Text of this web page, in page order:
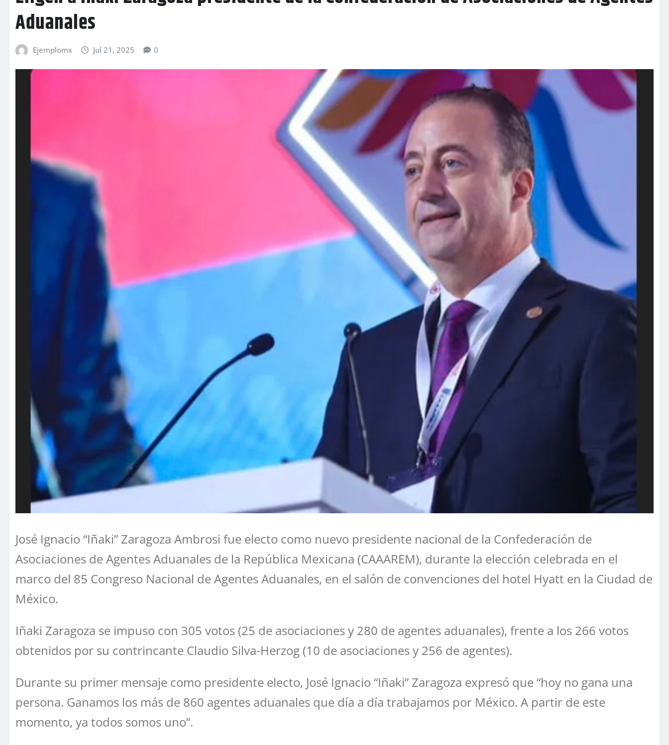
Aduanales
Ejemplomx Jul 21, 2025 0
José Ignacio “Iñaki” Zaragoza Ambrosi fue electo como nuevo presidente nacional de la Confederación de
Asociaciones de Agentes Aduanales de la República Mexicana (CAAAREM), durante la elección celebrada en el
marco del 85 Congreso Nacional de Agentes Aduanales, en el salón de convenciones del hotel Hyatt en la Ciudad de
México.
Iñaki Zaragoza se impuso con 305 votos (25 de asociaciones y 280 de agentes aduanales), frente a los 266 votos
obtenidos por su contrincante Claudio Silva-Herzog (10 de asociaciones y 256 de agentes).
Durante su primer mensaje como presidente electo, José Ignacio “Iñaki” Zaragoza expresó que “hoy no gana una
persona. Ganamos los más de 860 agentes aduanales que día a día trabajamos por México. A partir de este
momento, ya todos somos uno”.